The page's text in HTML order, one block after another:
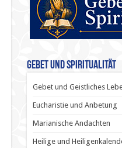
Gebet und Spiritualität
Gebet und Geistliches
Eucharistie und Anbetung
Marianische Andachten
Heilige und